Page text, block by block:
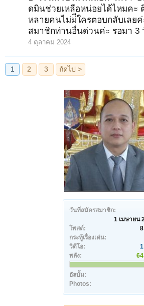
วันที่สมัครสมาชิก:
1 เมษายน
โพสต์:
กระทู้เรื่องเด่น:
วิดีโอ:
พลัง:
อัลบั้ม:
Photos:
ดมินช่วยเหลือหน่อยได้ไหมคะ
หลายคนไม่ม่ีใครตอบกลับเลย
สมาชิกท่านอื่นด่วนค่ะ รอมา 3
4 ตุลาคม 2024